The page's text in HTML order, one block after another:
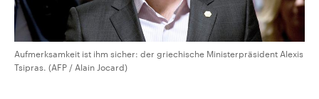
Aufmerksamkeit ist ihm sicher: der griechische Ministerpräsident Alexis
Tsipras. (AFP / Alain Jocard)